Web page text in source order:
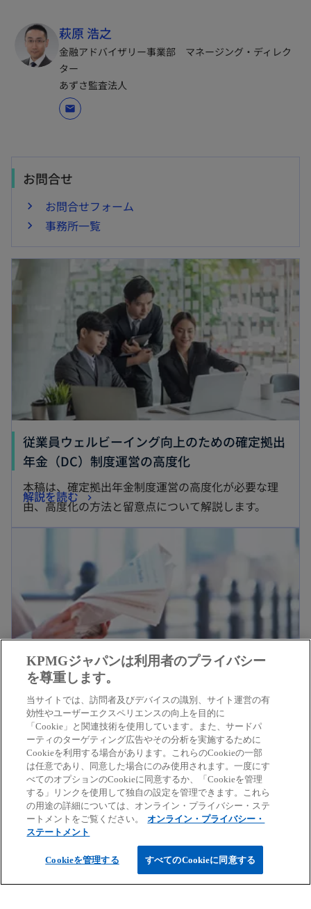
萩原 浩之
金融アドバイザリー事業部 マネージング・ディレク
ター
あずさ監査法人
mail
お問合せ
お問合せフォーム
事務所一覧
従業員ウェルビーイング向上のための確定拠出
年金（DC）制度運営の高度化新
し
い
開
く
本稿は、確定拠出年金制度運営の高度化が必要な理
由、高度化の方法と留意点について解説します。
解説を読む
新
し
で
開
く
新しいタブで開く
年金関連アドバイザリー新
し
い
タ
ブ
で
開
く
広範な分野をカバーする専門チームを組織し、退職
給付制度に係わる問題を経営の視点から俯瞰する統
合的・横断的なサービスを提供します。
サービスを確認する
新
し
い
タ
ブ
で
開
新しいタブで開く
ご案内
KPMGジャパンは利用者のプライバシー
を尊重します。
当サイトでは、訪問者及びデバイスの識別、サイト運営の有
効性やユーザーエクスペリエンスの向上を目的に
「Cookie」と関連技術を使用しています。また、サードパ
ーティのターゲティング広告やその分析を実施するために
Cookieを利用する場合があります。これらのCookieの一部
は任意であり、同意した場合にのみ使用されます。一度にす
べてのオプションのCookieに同意するか、「Cookieを管理
する」リンクを使用して独自の設定を管理できます。これら
の用途の詳細については、オンライン・プライバシー・ステ
ートメントをご覧ください。
オンライン・プライバシー・
ステートメント
Cookieを管理する すべてのCookieに同意する